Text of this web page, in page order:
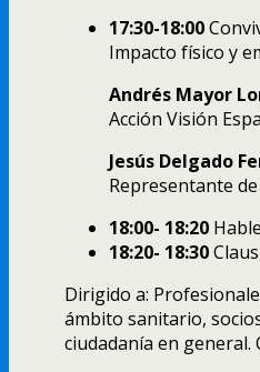
17:30-18:00
Impacto físico y
Andrés Mayor
Acción Visión
Jesús Delgado
Representante
18:00- 18:20
18:20- 18:30
Dirigido a:
ámbito sanitario,
ciudadanía en general.